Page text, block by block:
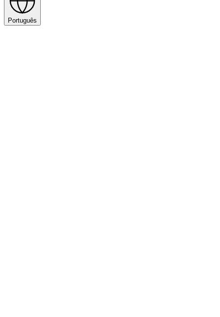
Português